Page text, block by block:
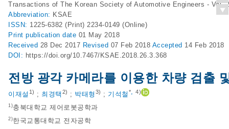
Transactions of The Korean Society of Automotive Engineers - Vol.
Abbreviation: KSAE
ISSN: 1225-6382 (Print) 2234-0149 (Online)
Print publication date 01 May 2018
Received 28 Dec 2017 Revised 07 Feb 2018 Accepted 14 Feb 2018
DOI: https://doi.org/10.7467/KSAE.2018.26.3.368
전방 광각 카메라를 이용한 차량 검출
이재설 1) ; 최경택 2) ; 박태형 3) ; 기석철 *, 4)
1)충북대학교 제어로봇공학과
2)한국교통대학교 전자공학